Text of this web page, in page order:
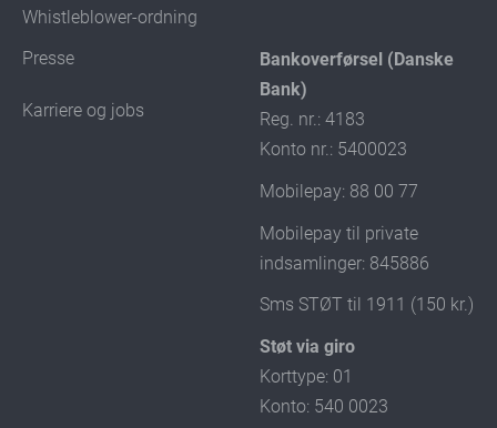
Whistleblower-ordning
Presse
Karriere og jobs
Bankoverførsel (Danske
Bank)
Reg. nr.: 4183
Konto nr.: 5400023
Mobilepay: 88 00 77
Mobilepay til private
indsamlinger: 845886
Sms STØT til 1911 (150 kr.)
Støt via giro
Korttype: 01
Konto: 540 0023